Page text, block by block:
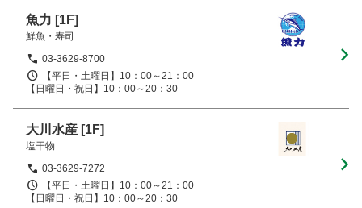
魚力 [1F]
鮮魚・寿司
03-3629-8700
【平日・土曜日】10：00～21：00
【日曜日・祝日】10：00～20：30
大川水産 [1F]
塩干物
03-3629-7272
【平日・土曜日】10：00～21：00
【日曜日・祝日】10：00～20：30